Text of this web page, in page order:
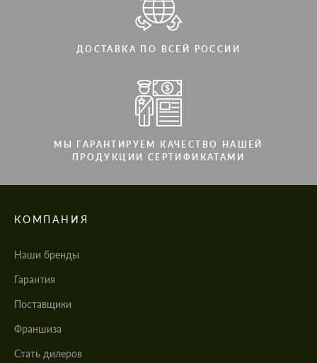
ДОСТАВКА ПО ВСЕЙ РОССИИ
МЫ ГАРАНТИРУЕМ КАЧЕСТВО НАШЕЙ
ПРОДУКЦИИ СЕРТИФИКАТАМИ
КОМПАНИЯ
Наши бренды
Гарантия
Поставщики
Франшиза
Стать дилеров